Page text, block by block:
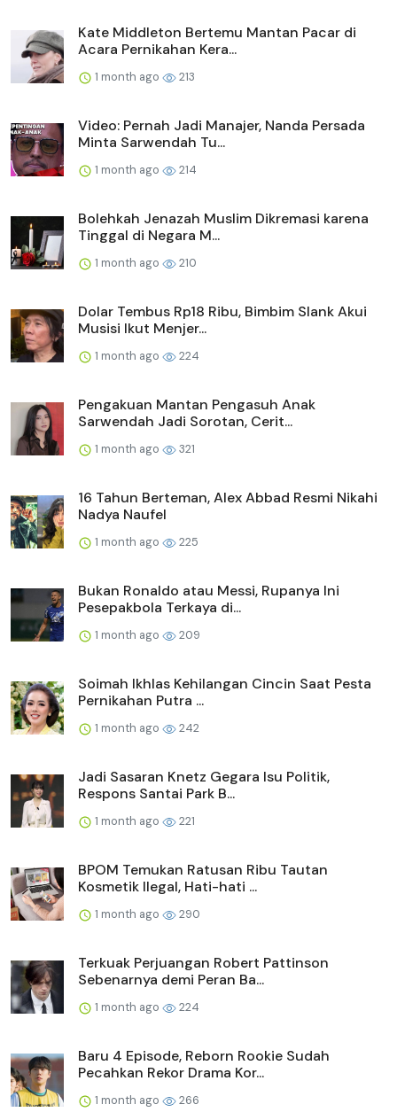
Kate Middleton Bertemu Mantan Pacar di
Acara Pernikahan Kera...
1 month ago 213
Video: Pernah Jadi Manajer, Nanda Persada
Minta Sarwendah Tu...
1 month ago 214
Bolehkah Jenazah Muslim Dikremasi karena
Tinggal di Negara M...
1 month ago 210
Dolar Tembus Rp18 Ribu, Bimbim Slank Akui
Musisi Ikut Menjer...
1 month ago 224
Pengakuan Mantan Pengasuh Anak
Sarwendah Jadi Sorotan, Cerit...
1 month ago 321
16 Tahun Berteman, Alex Abbad Resmi Nikahi
Nadya Naufel
1 month ago 225
Bukan Ronaldo atau Messi, Rupanya Ini
Pesepakbola Terkaya di...
1 month ago 209
Soimah Ikhlas Kehilangan Cincin Saat Pesta
Pernikahan Putra ...
1 month ago 242
Jadi Sasaran Knetz Gegara Isu Politik,
Respons Santai Park B...
1 month ago 221
BPOM Temukan Ratusan Ribu Tautan
Kosmetik Ilegal, Hati-hati ...
1 month ago 290
Terkuak Perjuangan Robert Pattinson
Sebenarnya demi Peran Ba...
1 month ago 224
Baru 4 Episode, Reborn Rookie Sudah
Pecahkan Rekor Drama Kor...
1 month ago 266